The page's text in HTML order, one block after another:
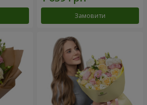
Замовити